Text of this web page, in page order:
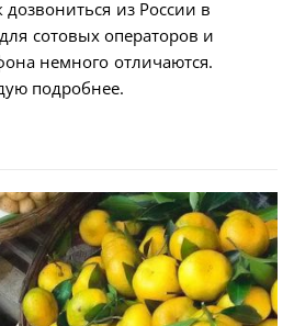
дозвониться из России в
сотовых операторов и
немного отличаются.
подробнее.